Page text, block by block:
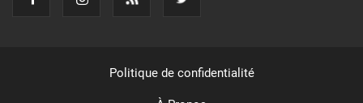
Politique de confidentialité